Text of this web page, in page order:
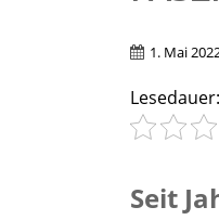
1. Mai
Lesedauer:
Seit